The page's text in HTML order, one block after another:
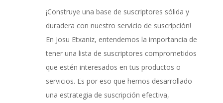
¡Construye una base de suscriptores sólida y
duradera con nuestro servicio de suscripción!
En Josu Etxaniz, entendemos la importancia de
tener una lista de suscriptores comprometidos
que estén interesados en tus productos o
servicios. Es por eso que hemos desarrollado
una estrategia de suscripción efectiva,